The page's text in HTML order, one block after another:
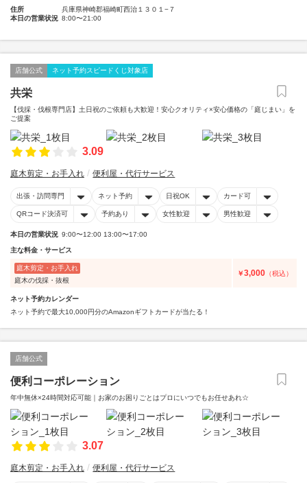
住所
兵庫県神崎郡福崎町西治１３０１−７
本日の営業状況 8:00〜21:00
店舗公式 ネット予約スピードくじ対象店
共栄
【伐採・伐根専門店】土日祝のご依頼も大歓迎！安心クオリティ×安心価格の「庭じまい」を
ご提案
3.09
庭木剪定・お手入れ 便利屋・代行サービス
出張・訪問専門 ネット予約 日祝OK カード可
QRコード決済可 予約あり 女性歓迎 男性歓迎
本日の営業状況 9:00〜12:00 13:00〜17:00
主な料金・サービス
庭木剪定・お手入れ
庭木の伐採・抜根
￥3,000 （税込）
ネット予約カレンダー
ネット予約で最大10,000円分のAmazonギフトカードが当たる！
店舗公式
便利コーポレーション
年中無休×24時間対応可能｜お家のお困りごとはプロにいつでもお任せあれ☆
3.07
庭木剪定・お手入れ 便利屋・代行サービス